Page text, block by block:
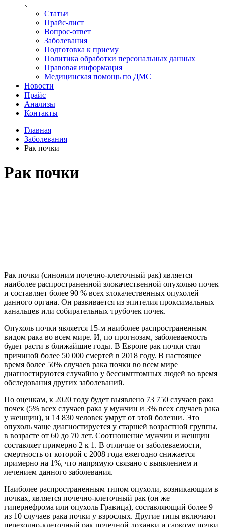
Статьи
Прайс-лист
Вопрос-ответ
Заболевания
Подготовка к приему
Политика обработки персональных данных
Правовая информация
Медицинская помощь по ДМС
Новости
Прайс
Анализы
Контакты
Главная
Заболевания
Рак почки
Рак почки
Рак почки (синоним почечно-клеточный рак) является
наиболее распространенной злокачественной опухолью почек
и составляет более 90 % всех злокачественных опухолей
данного органа. Он развивается из эпителия проксимальных
канальцев или собирательных трубочек почек.
Опухоль почки является 15-м наиболее распространенным
видом рака во всем мире. И, по прогнозам, заболеваемость
будет расти в ближайшие годы. В Европе рак почки стал
причиной более 50 000 смертей в 2018 году. В настоящее
время более 50% случаев рака почки во всем мире
диагностируются случайно у бессимптомных людей во время
обследования других заболеваний.
По оценкам, к 2020 году будет выявлено 73 750 случаев рака
почек (5% всех случаев рака у мужчин и 3% всех случаев рака
у женщин), и 14 830 человек умрут от этой болезни. Это
опухоль чаще диагностируется у старшей возрастной группы,
в возрасте от 60 до 70 лет. Соотношение мужчин и женщин
составляет примерно 2 к 1. В отличие от заболеваемости,
смертность от которой с 2008 года ежегодно снижается
примерно на 1%, что напрямую связано с выявлением и
лечением данного заболевания.
Наиболее распространенным типом опухоли, возникающим в
почках, является почечно-клеточный рак (он же
гипернефрома или опухоль Гравица), составляющий более 9
из 10 случаев рака почки у взрослых. Другие типы включают
переходно-клеточный рак почечной лоханки и саркому почки